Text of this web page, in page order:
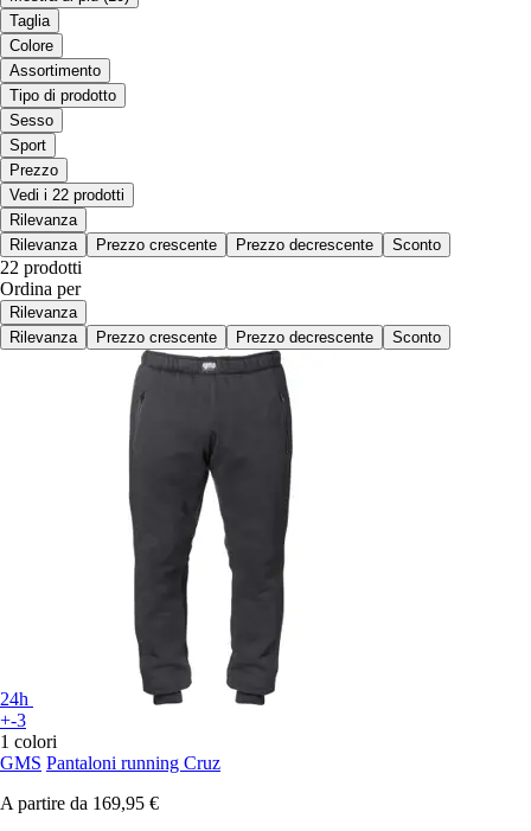
Taglia
Colore
Assortimento
Tipo di prodotto
Sesso
Sport
Prezzo
Vedi i 22 prodotti
Rilevanza
Rilevanza
Prezzo crescente Prezzo decrescente Sconto
22 prodotti
Ordina per
Rilevanza
Rilevanza
Prezzo crescente Prezzo decrescente Sconto
24h
+-3
1 colori
GMS Pantaloni running Cruz
A partire da 169,95 €